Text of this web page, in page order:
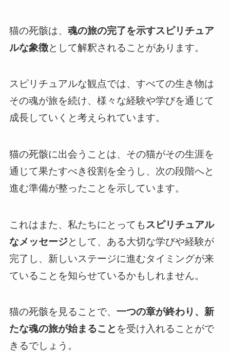
猫の死骸は、 魂の旅の完了を示すスピリチュア
ルな象徴として解釈されることがあります。
スピリチュアルな観点では、すべての生き物は
その魂が旅を続け、様々な経験や学びを通じて
成長していくと考えられています。
猫の死骸に出会うことは、その猫がその生涯を
通じて果たすべき役割を全うし、次の段階へと
進む準備が整ったことを示しています。
これはまた、私たちにとっても スピリチュアル
なメッセージとして、ある大切な学びや経験が
完了し、新しいステージに進むタイミングが来
ていることを知らせているかもしれません。
猫の死骸を見ることで、 一つの章が終わり、新
たな魂の旅が始まること を受け入れることがで
きるでしょう。